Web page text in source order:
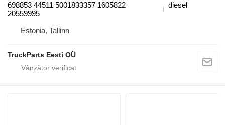
698853 44511 5001833357 1605822
20559995
diesel
Estonia, Tallinn
TruckParts Eesti OÜ